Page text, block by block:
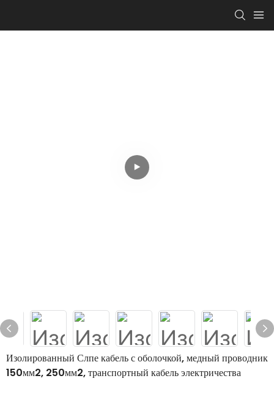
Изолированный Слпе кабель с оболочкой, медный проводник
150мм2, 250мм2, транспортный кабель электричества